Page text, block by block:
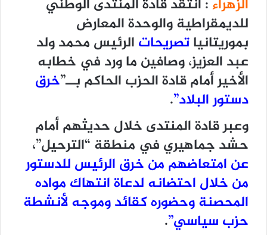
الزهراء: انتقد قادة المنتدى الوطني
للديمقراطية والوحدة المعارض
بموريتانياتصريحات الرئيس محمد ولد
عبد العزيز، وصافين ما ورد في خطابه
الأخير أمام قادة الحزب الحاكم بــ”خرق
دستور البلاد”.
وعبر قادة المنتدى خلال حديثهم أمام
حشد جماهيري في منطقة “الترحيل”،
عن امتعاضهم من خرق الرئيس للدستور
من خلال احتضانه لدعاة انتهاك مواده
المحصنة وحضوره كقائد وموجه لأنشطة
حزب سياسي”.